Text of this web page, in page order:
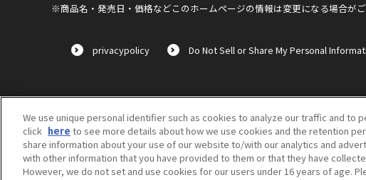
※商品名・発売日・価格などこのホームページの情報は変更になる場合がご
privacypolicy Do Not Sell or Share My Personal
We use unique personal identifier such as cookies to analyze our traffic and to
click here to see more details about how we use cookies and the retention
share information about your use of our website to/with our analytics and
with other information that you have provided to them or that they have
However, we do not set and use cookies for our users under 16 years of age.